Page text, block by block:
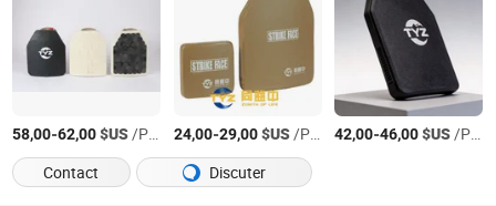
58,00-62,00$US/Pièce 24,00-29,00$US/Pièce 42,00-46,00$US/Pièce
Contact
Discuter